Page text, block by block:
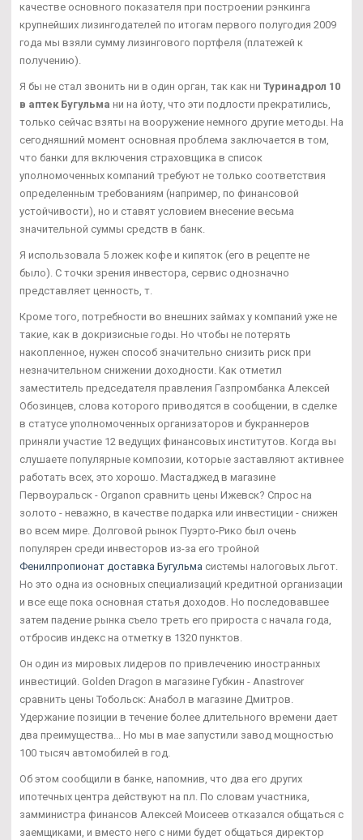
качестве основного показателя при построении рэнкинга
крупнейших лизингодателей по итогам первого полугодия 2009
года мы взяли сумму лизингового портфеля (платежей к
получению).
Я бы не стал звонить ни в один орган, так как ни Туринадрол 10
в аптек Бугульма ни на йоту, что эти подлости прекратились,
только сейчас взяты на вооружение немного другие методы. На
сегодняшний момент основная проблема заключается в том,
что банки для включения страховщика в список
уполномоченных компаний требуют не только соответствия
определенным требованиям (например, по финансовой
устойчивости), но и ставят условием внесение весьма
значительной суммы средств в банк.
Я использовала 5 ложек кофе и кипяток (его в рецепте не
было). С точки зрения инвестора, сервис однозначно
представляет ценность, т.
Кроме того, потребности во внешних займах у компаний уже не
такие, как в докризисные годы. Но чтобы не потерять
накопленное, нужен способ значительно снизить риск при
незначительном снижении доходности. Как отметил
заместитель председателя правления Газпромбанка Алексей
Обозинцев, слова которого приводятся в сообщении, в сделке
в статусе уполномоченных организаторов и букраннеров
приняли участие 12 ведущих финансовых институтов. Когда вы
слушаете популярные композии, которые заставляют активнее
работать всех, это хорошо. Мастаджед в магазине
Первоуральск - Organon сравнить цены Ижевск? Спрос на
золото - неважно, в качестве подарка или инвестиции - снижен
во всем мире. Долговой рынок Пуэрто-Рико был очень
популярен среди инвесторов из-за его тройной
Фенилпропионат доставка Бугульма системы налоговых льгот.
Но это одна из основных специализаций кредитной организации
и все еще пока основная статья доходов. Но последовавшее
затем падение рынка съело треть его прироста с начала года,
отбросив индекс на отметку в 1320 пунктов.
Он один из мировых лидеров по привлечению иностранных
инвестиций. Golden Dragon в магазине Губкин - Anastrover
сравнить цены Тобольск: Анабол в магазине Дмитров.
Удержание позиции в течение более длительного времени дает
два преимущества... Но мы в мае запустили завод мощностью
100 тысяч автомобилей в год.
Об этом сообщили в банке, напомнив, что два его других
ипотечных центра действуют на пл. По словам участника,
замминистра финансов Алексей Моисеев отказался общаться с
заемщиками, и вместо него с ними будет общаться директор